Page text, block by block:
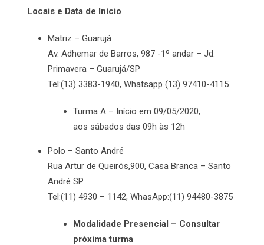
Locais e Data de Início
Matriz – Guarujá
Av. Adhemar de Barros, 987 -1º andar – Jd.
Primavera – Guarujá/SP
Tel:(13) 3383-1940, Whatsapp (13) 97410-4115
Turma A – Início em 09/05/2020,
aos sábados das 09h às 12h
Polo – Santo André
Rua Artur de Queirós,900, Casa Branca – Santo
André SP
Tel:(11) 4930 – 1142, WhasApp:(11) 94480-3875
Modalidade Presencial – Consultar
próxima turma